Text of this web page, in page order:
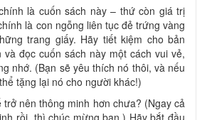
là cuốn sách này – thứ còn giá trị
là con ngỗng liên tục đẻ trứng vàng
trang giấy. Hãy tiết kiệm cho bản
đọc cuốn sách này một cách vui vẻ,
nhớ. (Bạn sẽ yêu thích nó thôi, và nếu
tặng lại nó cho người khác!)
trở nên thông minh hơn chưa? (Ngay cả